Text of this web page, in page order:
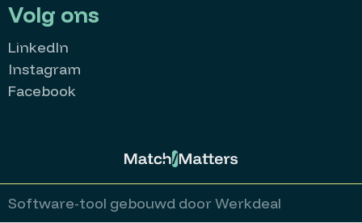
Kan ik je ergens mee helpen?
Stuur een whatsappje
Volg ons
LinkedIn
Instagram
Facebook
Software-tool gebouwd door Werkdeal